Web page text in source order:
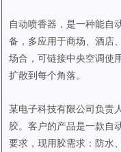
自动喷香器，是一种能自
备，多应用于商场、酒店
场合，可链接中央空调使
扩散到每个角落。
某电子科技有限公司负责
胶。客户的产品是一款自
要求，现用胶需求：防水